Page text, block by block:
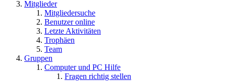
Mitglieder
Mitgliedersuche
Benutzer online
Letzte Aktivitäten
Trophäen
Team
Gruppen
Computer und PC Hilfe
Fragen richtig stellen